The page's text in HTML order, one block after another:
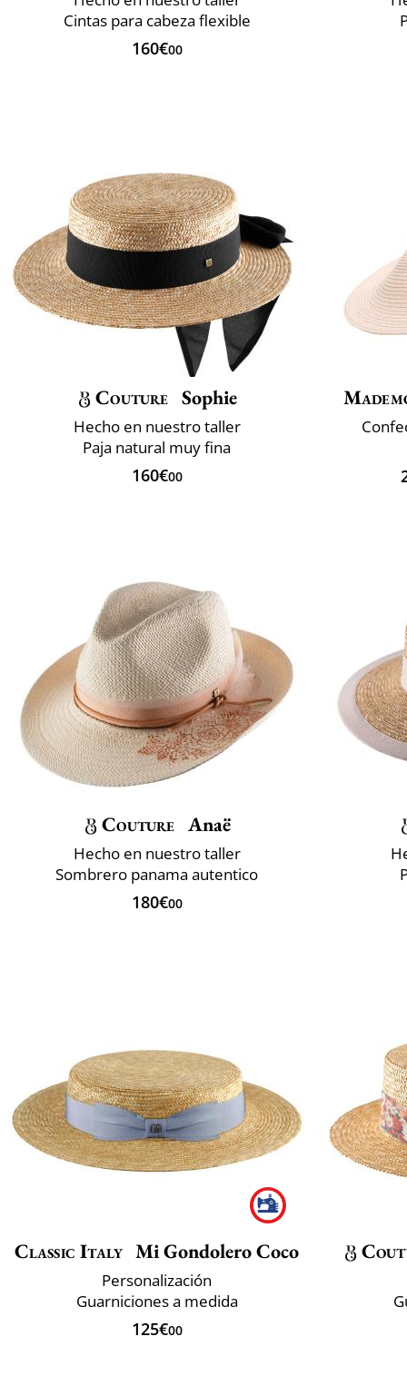
Cintas para cabeza flexible
160€00
Couture Sophie
Hecho en nuestro taller
Paja natural muy fina
160€00
Couture Anaë
Hecho en nuestro taller
Sombrero panama autentico
180€00
Classic Italy Mi Gondolero Coco
Personalización
Guarniciones a medida
125€00